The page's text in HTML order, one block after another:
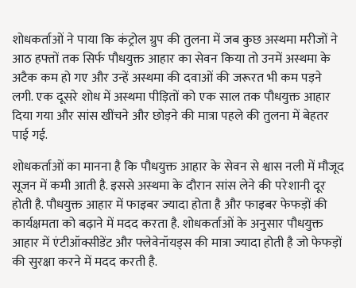
शोधकर्ताओं ने पाया कि कंट्रोल ग्रुप की तुलना में जब कुछ अस्थमा मरीजों ने
आठ हफ्तों तक सिर्फ पौधयुक्त आहार का सेवन किया तो उनमें अस्थमा के
अटैक कम हो गए और उन्हें अस्थमा की दवाओं की जरूरत भी कम पड़ने
लगी. एक दूसरे शोध में अस्थमा पीड़ितों को एक साल तक पौधयुक्त आहार
दिया गया और सांस खींचने और छोड़ने की मात्रा पहले की तुलना में बेहतर
पाई गई.
शोधकर्ताओं का मानना है कि पौधयुक्त आहार के सेवन से श्वास नली में मौजूद
सूजन में कमी आती है. इससे अस्थमा के दौरान सांस लेने की परेशानी दूर
होती है. पौधयुक्त आहार में फाइबर ज्यादा होता है और फाइबर फेफड़ों की
कार्यक्षमता को बढ़ाने में मदद करता है. शोधकर्ताओं के अनुसार पौधयुक्त
आहार में एंटीऑक्सीडेंट और फ्लेवेनॉयड्स की मात्रा ज्यादा होती है जो फेफड़ों
की सुरक्षा करने में मदद करती है.